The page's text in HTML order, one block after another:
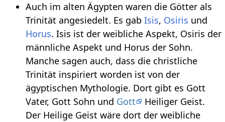
Auch im alten Ägypten waren die Götter als
Trinität angesiedelt. Es gab Isis, Osiris und
Horus. Isis ist der weibliche Aspekt, Osiris der
männliche Aspekt und Horus der Sohn.
Manche sagen auch, dass die christliche
Trinität inspiriert worden ist von der
ägyptischen Mythologie. Dort gibt es Gott
Vater, Gott Sohn und Gott
Heiliger Geist.
Der Heilige Geist wäre dort der weibliche